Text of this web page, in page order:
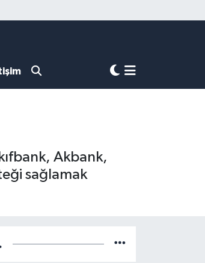
Akbank,
sağlamak